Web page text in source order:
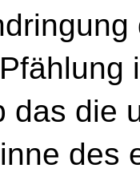
das die
des